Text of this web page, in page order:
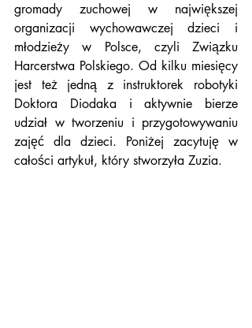
gromady zuchowej w największej
organizacji wychowawczej dzieci i
młodzieży w Polsce, czyli Związku
Harcerstwa Polskiego. Od kilku miesięcy
jest też jedną z instruktorek robotyki
Doktora Diodaka i aktywnie bierze
udział w tworzeniu i przygotowywaniu
zajęć dla dzieci. Poniżej zacytuję w
całości artykuł, który stworzyła Zuzia.